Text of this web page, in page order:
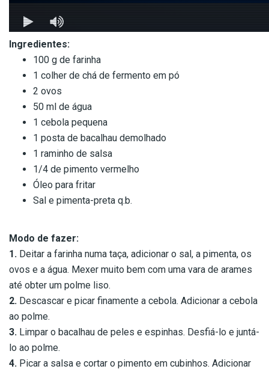
Ingredientes:
100 g de farinha
1 colher de chá de fermento em pó
2 ovos
50 ml de água
1 cebola pequena
1 posta de bacalhau demolhado
1 raminho de salsa
1/4 de pimento vermelho
Óleo para fritar
Sal e pimenta-preta q.b.
Modo de fazer:
1. Deitar a farinha numa taça, adicionar o sal, a pimenta, os
ovos e a água. Mexer muito bem com uma vara de arames
até obter um polme liso.
2. Descascar e picar finamente a cebola. Adicionar a cebola
ao polme.
3. Limpar o bacalhau de peles e espinhas. Desfiá-lo e juntá-
lo ao polme.
4. Picar a salsa e cortar o pimento em cubinhos. Adicionar